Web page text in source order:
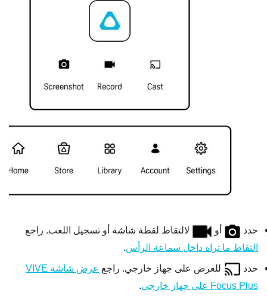
حدد أو لالتقاط لقطة شاشة أو تسجيل اللعب. راجع
التقاط ما تراه داخل سماعة الرأس.
حدد
للعرض على جهاز خارجي. راجع
عرض شاشة VIVE
Focus Plus على جهاز خارجي
.